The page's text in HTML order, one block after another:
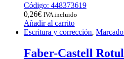
Código: 448373619
0,26€ IVA incluido
Añadir al carrito
Escritura y corrección,
Faber-Castell